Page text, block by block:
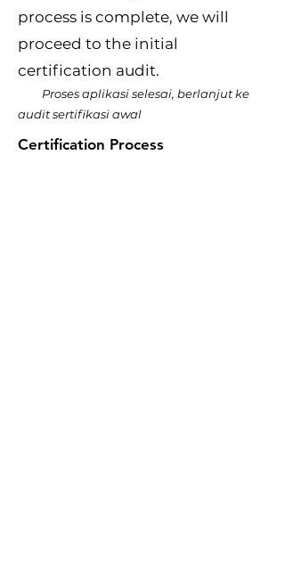
process is complete, we will
proceed to the initial
certification audit.
Proses aplikasi selesai, berlanjut ke
audit sertifikasi awal
Certification Process